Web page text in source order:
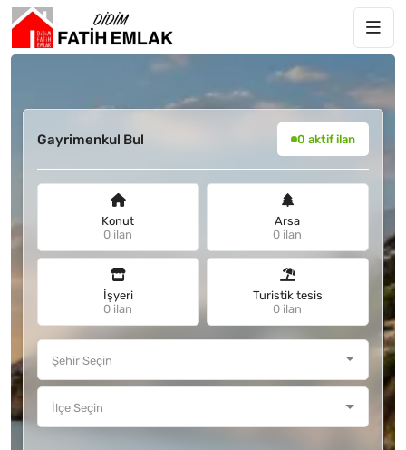
Gayrimenkul Bul 0 aktif ilan
Konut
0 ilan
Arsa
0 ilan
İşyeri
0 ilan
Turistik tesis
0 ilan